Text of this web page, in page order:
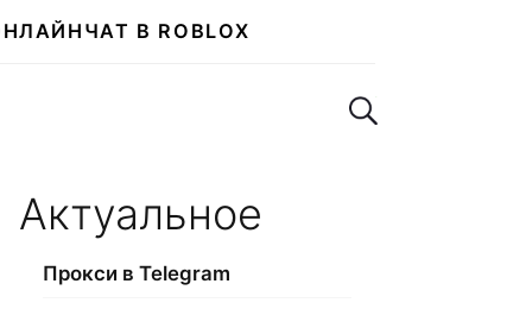
ЧАТ В ROBLOX
Поиск по сайту
Актуальное
Прокси в Telegram